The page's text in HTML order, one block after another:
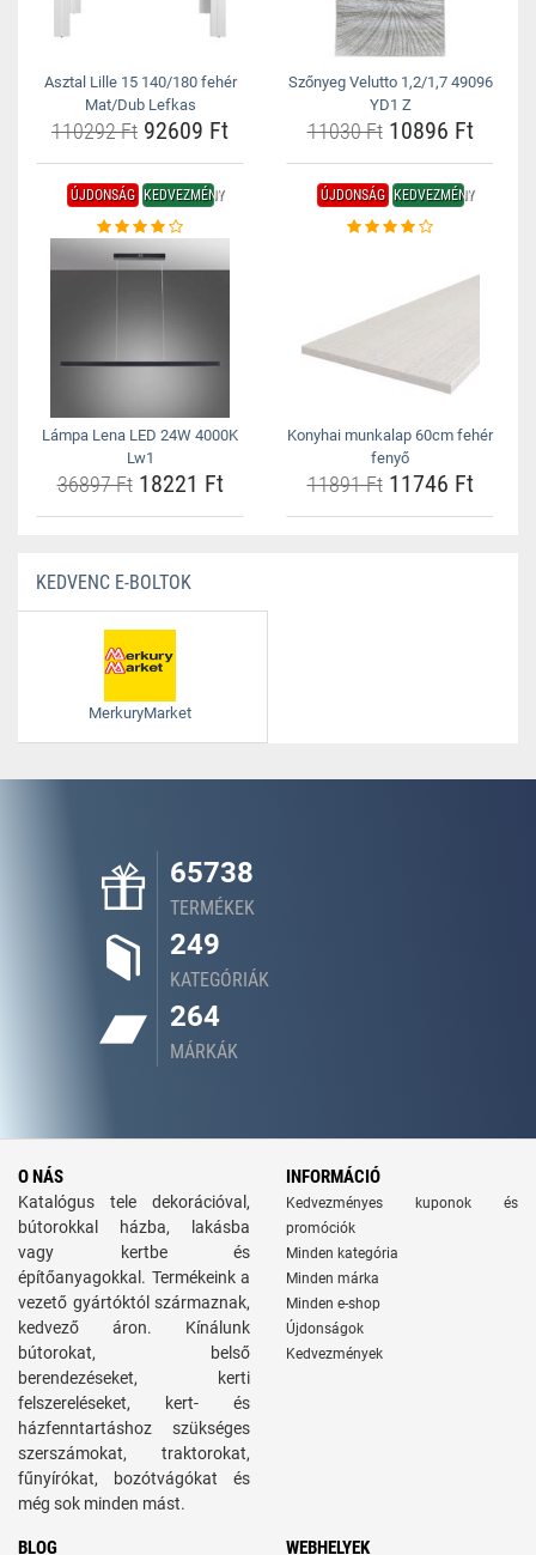
Asztal Lille 15 140/180 fehér
Mat/Dub Lefkas
110292 Ft 92609 Ft
Szőnyeg Velutto 1,2/1,7 49096
YD1 Z
11030 Ft10896 Ft
ÚJDONSÁG KEDVEZMÉNY
Lámpa Lena LED 24W 4000K
Lw1
36897 Ft18221 Ft
ÚJDONSÁG KEDVEZMÉNY
Konyhai munkalap 60cm fehér
fenyő
11891 Ft11746 Ft
KEDVENC E-BOLTOK
MerkuryMarket
65738
TERMÉKEK
249
KATEGÓRIÁK
264
MÁRKÁK
O NÁS
Katalógus tele dekorációval,
bútorokkal házba, lakásba
vagy kertbe és
építőanyagokkal. Termékeink a
vezető gyártóktól származnak,
kedvező áron. Kínálunk
bútorokat, belső
berendezéseket, kerti
felszereléseket, kert- és
házfenntartáshoz szükséges
szerszámokat, traktorokat,
fűnyírókat, bozótvágókat és
még sok minden mást.
INFORMÁCIÓ
Kedvezményes kuponok és
promóciók
Minden kategória
Minden márka
Minden e-shop
Újdonságok
Kedvezmények
BLOG WEBHELYEK